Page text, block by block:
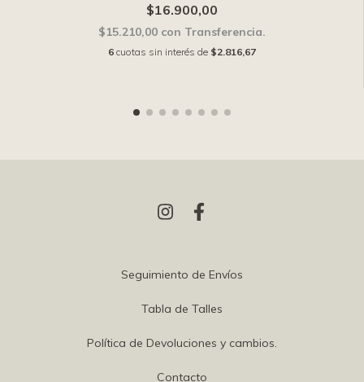
$16.900,00
$15.210,00 con Transferencia.
6 cuotas sin interés de $2.816,67
Seguimiento de Envíos
Tabla de Talles
Política de Devoluciones y cambios.
Contacto